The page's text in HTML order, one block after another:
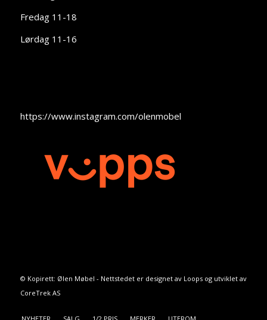
Fredag 11-18
Lørdag 11-16
https://www.instagram.com/olenmobel
© Kopirett: Ølen Møbel - Nettstedet er designet av Loopsog utviklet av
CoreTrek AS